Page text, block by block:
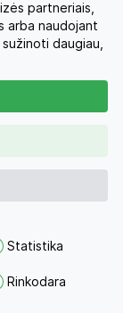
privatumo
partneriais,
arba naudojant
daugiau,
Statistika
Rinkodara